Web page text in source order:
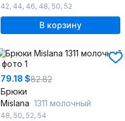
42, 44, 46, 48, 50, 52
В корзину
79.18 $82.82
Брюки
Mislana 1311 молочный
48, 50, 52, 54